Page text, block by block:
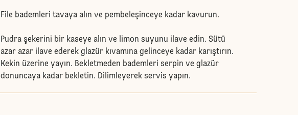
File bademleri tavaya alın ve pembeleşinceye kadar kavurun.
Pudra şekerini bir kaseye alın ve limon suyunu ilave edin. Sütü
azar azar ilave ederek glazür kıvamına gelinceye kadar karıştırın.
Kekin üzerine yayın. Bekletmeden bademleri serpin ve glazür
donuncaya kadar bekletin. Dilimleyerek servis yapın.